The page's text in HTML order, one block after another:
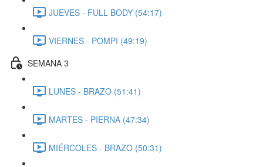
JUEVES - FULL BODY (54:17)
VIERNES - POMPI (49:19)
SEMANA 3
LUNES - BRAZO (51:41)
MARTES - PIERNA (47:34)
MIÉRCOLES - BRAZO (50:31)